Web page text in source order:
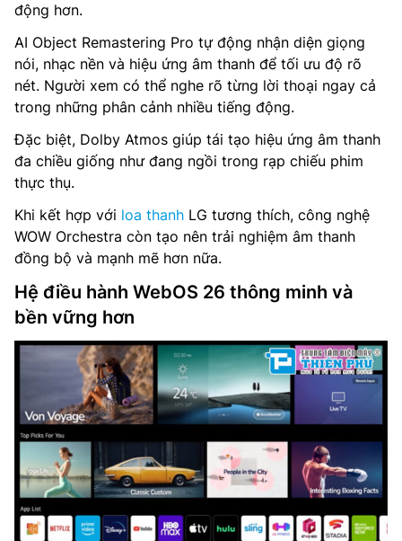
động hơn.
AI Object Remastering Pro tự động nhận diện giọng
nói, nhạc nền và hiệu ứng âm thanh để tối ưu độ rõ
nét. Người xem có thể nghe rõ từng lời thoại ngay cả
trong những phân cảnh nhiều tiếng động.
Đặc biệt, Dolby Atmos giúp tái tạo hiệu ứng âm thanh
đa chiều giống như đang ngồi trong rạp chiếu phim
thực thụ.
Khi kết hợp với loa thanh LG tương thích, công nghệ
WOW Orchestra còn tạo nên trải nghiệm âm thanh
đồng bộ và mạnh mẽ hơn nữa.
Hệ điều hành WebOS 26 thông minh và
bền vững hơn